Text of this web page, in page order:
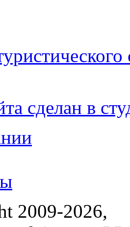
сделан в
2009-2026,